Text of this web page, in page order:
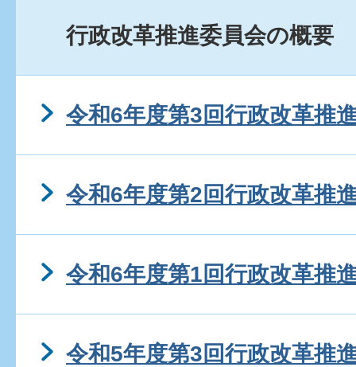
行政改革推進委員会の概要
令和6年度第3回行政改革推
令和6年度第2回行政改革推
令和6年度第1回行政改革推
令和5年度第3回行政改革推